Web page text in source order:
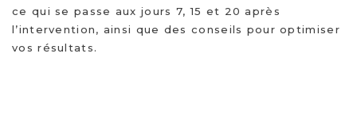
ce qui se passe aux jours 7, 15 et 20 après
l’intervention, ainsi que des conseils pour optimiser
vos résultats.